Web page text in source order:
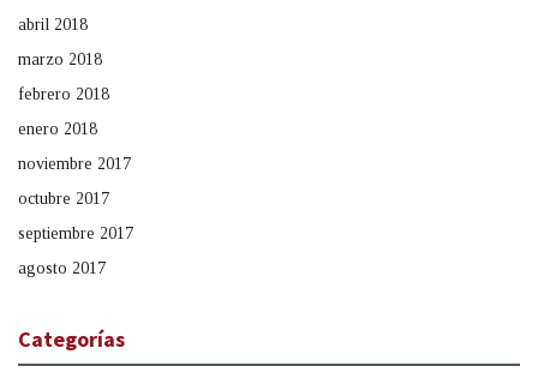
abril 2018
marzo 2018
febrero 2018
enero 2018
noviembre 2017
octubre 2017
septiembre 2017
agosto 2017
Categorías